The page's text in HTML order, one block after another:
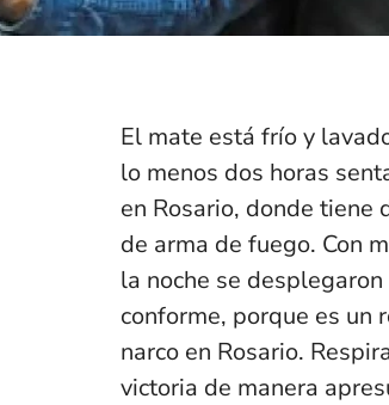
El mate está frío y
lo menos dos horas
en Rosario, donde
de arma de fuego. Con
la noche se
conforme, porque es un
narco en Rosario.
victoria de manera